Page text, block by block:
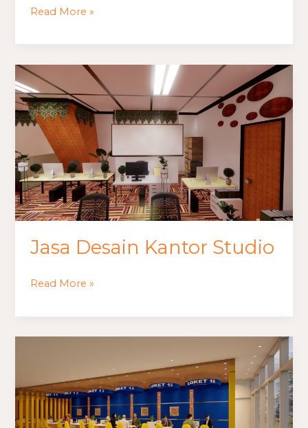
Read More »
Jasa Desain Kantor Studio
Jasa
Desain
Kantor
Studio
Read More »
Kantor
Pemasaran
Perumahan